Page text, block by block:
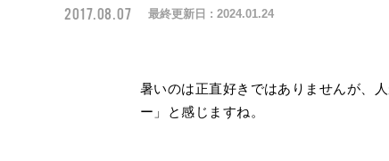
2017.08.07 最終更新日 : 2024.01.24
暑いのは正直好きではありませんが、
ー」と感じますね。